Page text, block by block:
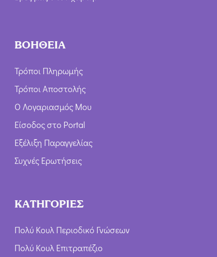
ΒΟΗΘΕΙΑ
Τρόποι Πληρωμής
Τρόποι Αποστολής
Ο Λογαριασμός Μου
Είσοδος στο Portal
Εξέλιξη Παραγγελίας
Συχνές Ερωτήσεις
ΚΑΤΗΓΟΡΙΕΣ
Πολύ Κουλ Περιοδικό Γνώσεων
Πολύ Κουλ Επιτραπέζιο